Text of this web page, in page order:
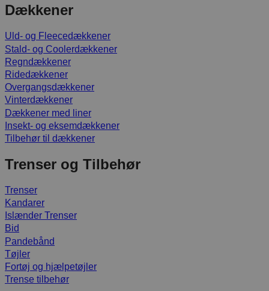
Dækkener
Uld- og Fleecedækkener
Stald- og Coolerdækkener
Regndækkener
Ridedækkener
Overgangsdækkener
Vinterdækkener
Dækkener med liner
Insekt- og eksemdækkener
Tilbehør til dækkener
Trenser og Tilbehør
Trenser
Kandarer
Islænder Trenser
Bid
Pandebånd
Tøjler
Fortøj og hjælpetøjler
Trense tilbehør